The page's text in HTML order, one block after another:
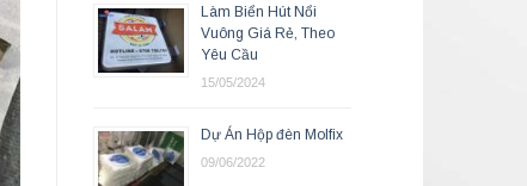
Làm Biển Hút Nổi
Vuông Giá Rẻ, Theo
Yêu Cầu
15/05/2024
Dự Án Hộp đèn Molfix
09/06/2022